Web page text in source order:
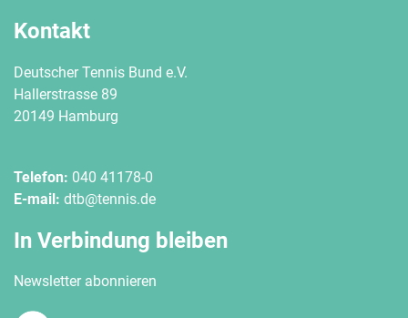
Kontakt
Deutscher Tennis Bund e.V.
Hallerstrasse 89
20149 Hamburg
Telefon: 040 41178-0
E-mail: dtb@tennis.de
In Verbindung bleiben
Newsletter abonnieren